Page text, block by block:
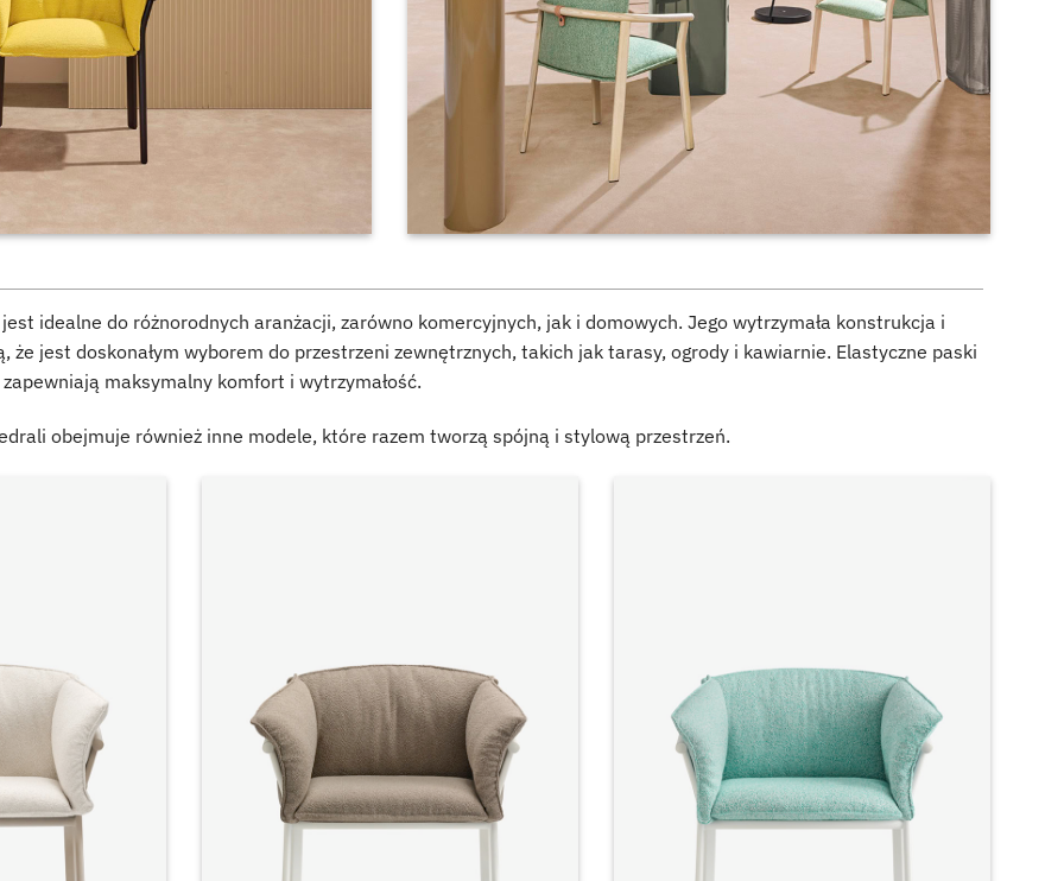
idealne do różnorodnych aranżacji, zarówno komercyjnych, jak i domowych. Jego wytrzymała konstrukcja i
że jest doskonałym wyborem do przestrzeni zewnętrznych, takich jak tarasy, ogrody i kawiarnie. Elastyczne paski
maksymalny komfort i wytrzymałość.
obejmuje również inne modele, które razem tworzą spójną i stylową przestrzeń.